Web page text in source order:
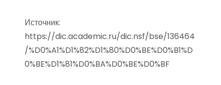
Источник:
https://dic.academic.ru/dic.nsf/bse/136464
/%D0%A1%D1%82%D1%80%D0%BE%D0%B1%D
0%BE%D1%81%D0%BA%D0%BE%D0%BF